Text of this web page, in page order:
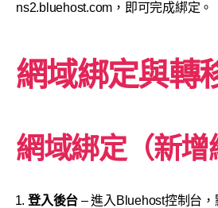
ns2.bluehost.com，即可完成綁定。
網域綁定與轉
網域綁定（新增
登入後台 – 進入Bluehost控制台，